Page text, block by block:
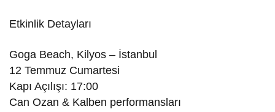
Etkinlik Detayları
Goga Beach, Kilyos – İstanbul
12 Temmuz Cumartesi
Kapı Açılışı: 17:00
Can Ozan & Kalben performansları